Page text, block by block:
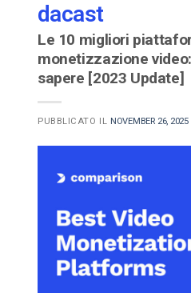
dacast
Le 10 migliori
monetizzazione
sapere [2023 Update]
PUBBLICATO IL NOVEMBER 26, 2025